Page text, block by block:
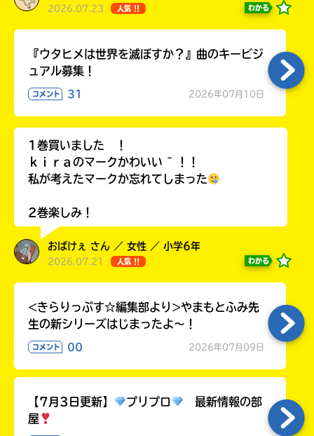
2026.07.23 人気 !! わかる
『ウタヒメは世界を滅ぼすか？』曲のキービジ
ュアル募集！
コメント 31 2026年07月10日
1巻買いました ！
ｋｉｒａのマークかわいい ~ ！！
私が考えたマークか忘れてしまった
2巻楽しみ！
おばけぇ さん ／ 女性 ／ 小学6年
2026.07.21 人気 !! わかる
<きらりっぷす☆編集部より>やまもとふみ先
生の新シリーズはじまったよ～！
コメント 00 2026年07月09日
【7月3日更新】 プリプロ
最新情報の部
屋